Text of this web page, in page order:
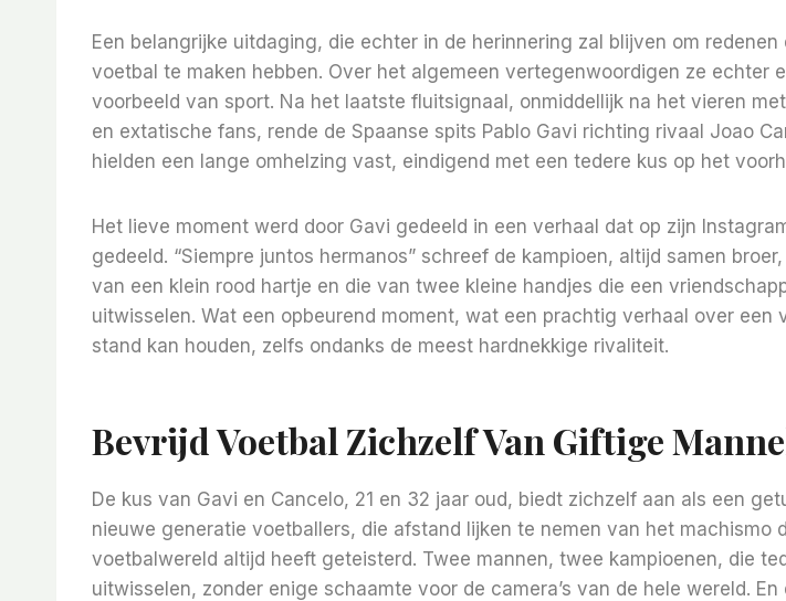
Een belangrijke uitdaging, die echter in de herinnering zal blijven om
voetbal te maken hebben. Over het algemeen vertegenwoordigen ze echter
voorbeeld van sport. Na het laatste fluitsignaal, onmiddellijk na het vieren
en extatische fans, rende de Spaanse spits Pablo Gavi richting rivaal Joao
hielden een lange omhelzing vast, eindigend met een tedere kus op het
Het lieve moment werd door Gavi gedeeld in een verhaal dat op zijn
gedeeld. “Siempre juntos hermanos” schreef de kampioen, altijd samen
van een klein rood hartje en die van twee kleine handjes die een
uitwisselen. Wat een opbeurend moment, wat een prachtig verhaal over een
stand kan houden, zelfs ondanks de meest hardnekkige rivaliteit.
Bevrijd Voetbal Zichzelf Van Giftige
De kus van Gavi en Cancelo, 21 en 32 jaar oud, biedt zichzelf aan als een
nieuwe generatie voetballers, die afstand lijken te nemen van het machismo
voetbalwereld altijd heeft geteisterd. Twee mannen, twee kampioenen, die
uitwisselen, zonder enige schaamte voor de camera’s van de hele wereld. En